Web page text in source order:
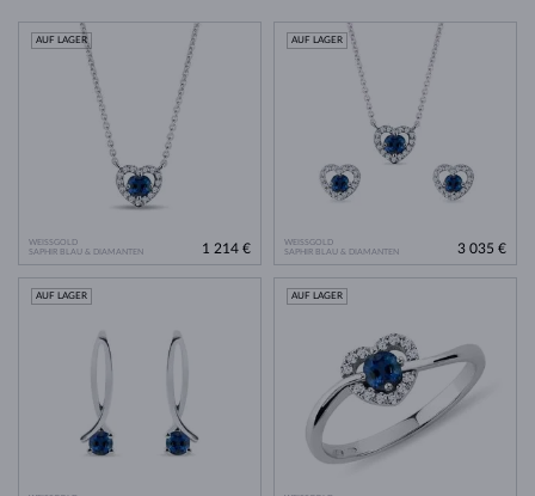
WEISSGOLD
SAPHIR BLAU & DIAMANTEN
AUF LAGER
1 214 €
WEISSGOLD
SAPHIR BLAU & DIAMANTEN
AUF LAGER
3 035 €
AUF LAGER AUF LAGER